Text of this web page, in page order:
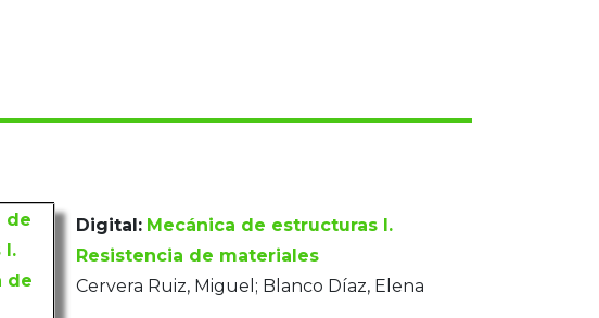
Digital: Mecánica de estructuras I.
Resistencia de materiales
Cervera Ruiz, Miguel; Blanco Díaz, Elena